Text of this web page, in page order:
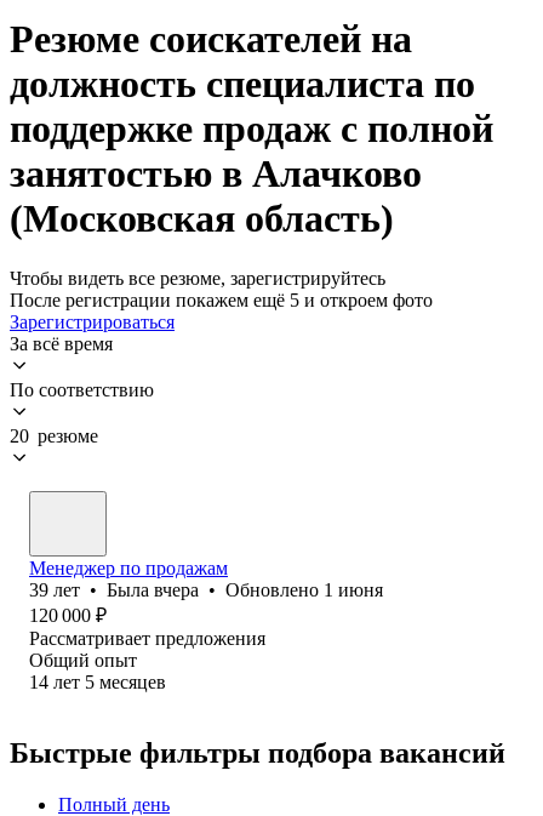
Резюме соискателей на
должность специалиста по
поддержке продаж с полной
занятостью в Алачково
(Московская область)
Чтобы видеть все резюме, зарегистрируйтесь
После регистрации покажем ещё 5 и откроем фото
Зарегистрироваться
За всё время
По соответствию
20 резюме
Менеджер по продажам
39 лет • Была вчера • Обновлено 1 июня
120 000 ₽
Рассматривает предложения
Общий опыт
14 лет 5 месяцев
Быстрые фильтры подбора вакансий
Полный день